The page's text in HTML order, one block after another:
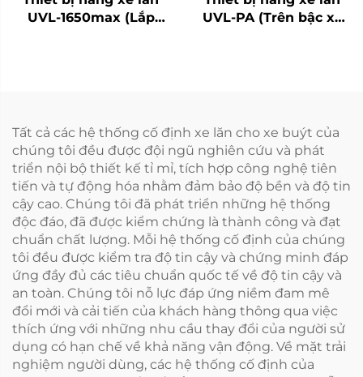
UVL-1650max (Lắp
UVL-PA (Trên bậc xe
Tất cả các hệ thống cố định xe lăn cho xe buýt của
chúng tôi đều được đội ngũ nghiên cứu và phát
triển nội bộ thiết kế tỉ mỉ, tích hợp công nghệ tiên
tiến và tự động hóa nhằm đảm bảo độ bền và độ tin
cậy cao. Chúng tôi đã phát triển những hệ thống
độc đáo, đã được kiểm chứng là thành công và đạt
chuẩn chất lượng. Mỗi hệ thống cố định của chúng
tôi đều được kiểm tra độ tin cậy và chứng minh đáp
ứng đầy đủ các tiêu chuẩn quốc tế về độ tin cậy và
an toàn. Chúng tôi nỗ lực đáp ứng niềm đam mê
đổi mới và cải tiến của khách hàng thông qua việc
thích ứng với những nhu cầu thay đổi của người sử
dụng có hạn chế về khả năng vận động. Về mặt trải
nghiệm người dùng, các hệ thống cố định của